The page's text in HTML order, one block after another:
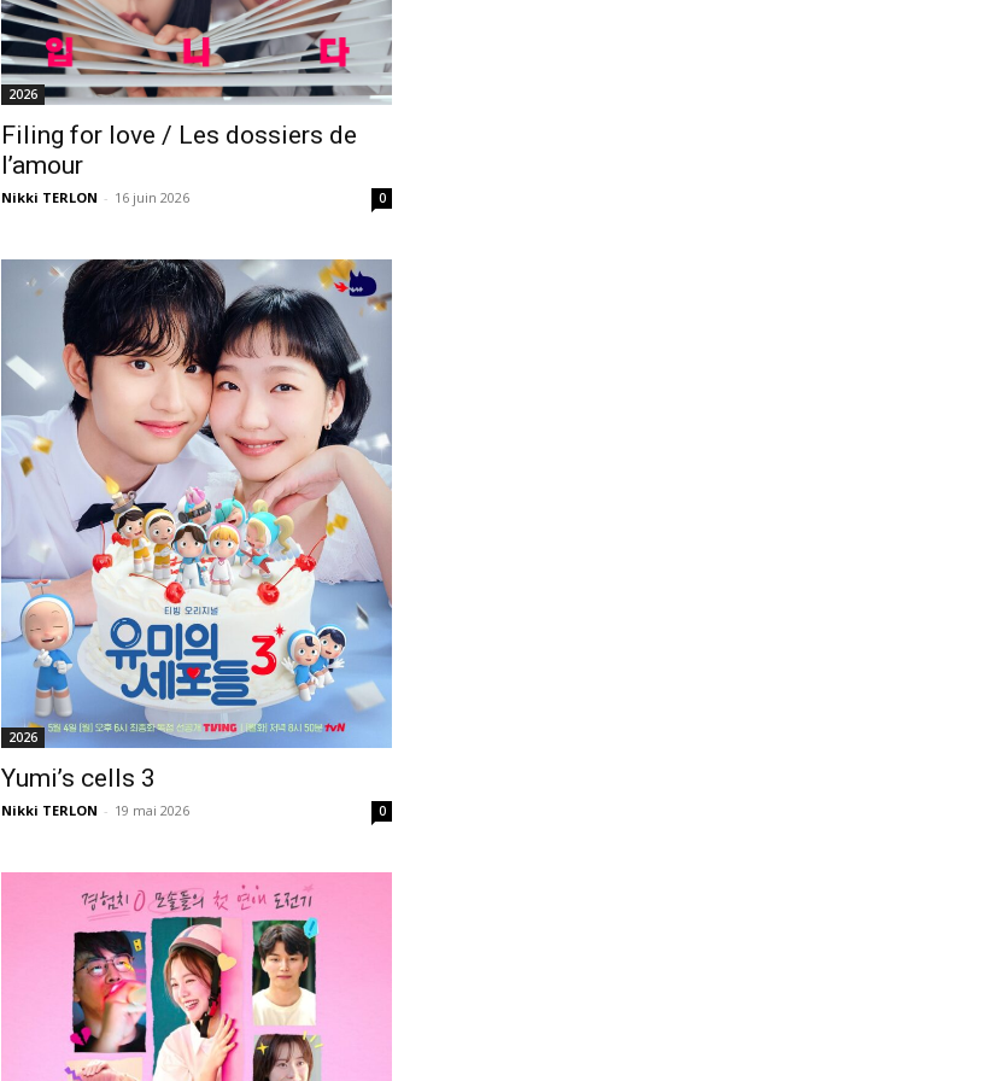
2026
Filing for love / Les dossiers de
l’amour
Nikki TERLON - 16 juin 2026 0
2026
Yumi’s cells 3
Nikki TERLON - 19 mai 2026 0